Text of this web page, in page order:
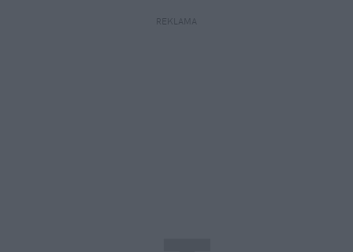
REKLAMA